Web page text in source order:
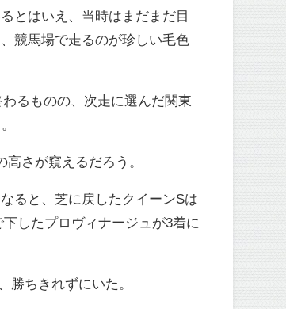
とはいえ、当時はまだまだ目
競馬場で走るのが珍しい毛色
るものの、次走に選んだ関東
さが窺えるだろう。
ると、芝に戻したクイーンSは
したプロヴィナージュが3着に
勝ちきれずにいた。